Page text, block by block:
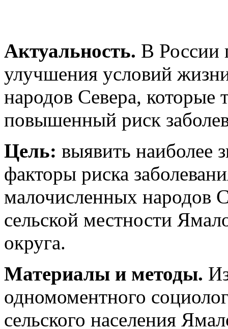
Актуальность. В России
улучшения условий
народов Севера, которые
повышенный риск
Цель: выявить наиболее
факторы риска
малочисленных народов
сельской местности
округа.
Материалы и методы.
одномоментного
сельского населения